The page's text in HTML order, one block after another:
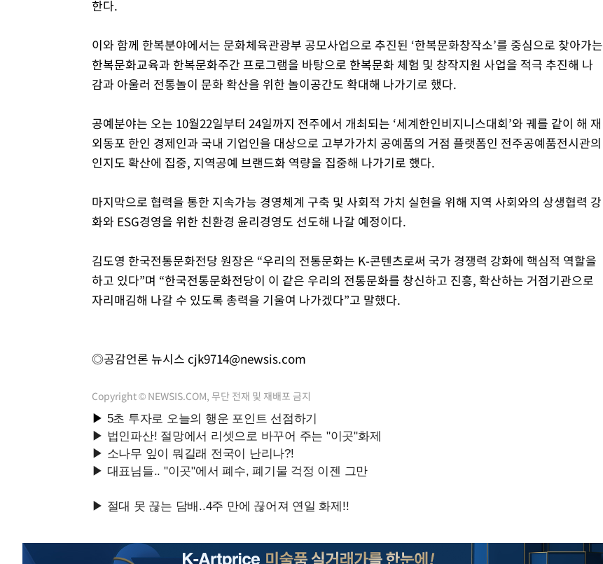
한다.
이와 함께 한복분야에서는 문화체육관광부 공모사업으로 추진된 ‘한복문화창작소’를 중심으로 찾아가는
한복문화교육과 한복문화주간 프로그램을 바탕으로 한복문화 체험 및 창작지원 사업을 적극 추진해 나
감과 아울러 전통놀이 문화 확산을 위한 놀이공간도 확대해 나가기로 했다.
공예분야는 오는 10월22일부터 24일까지 전주에서 개최되는 ‘세계한인비지니스대회’와 궤를 같이 해 재
외동포 한인 경제인과 국내 기업인을 대상으로 고부가가치 공예품의 거점 플랫폼인 전주공예품전시관의
인지도 확산에 집중, 지역공예 브랜드화 역량을 집중해 나가기로 했다.
마지막으로 협력을 통한 지속가능 경영체계 구축 및 사회적 가치 실현을 위해 지역 사회와의 상생협력 강
화와 ESG경영을 위한 친환경 윤리경영도 선도해 나갈 예정이다.
김도영 한국전통문화전당 원장은 “우리의 전통문화는 K-콘텐츠로써 국가 경쟁력 강화에 핵심적 역할을
하고 있다”며 “한국전통문화전당이 이 같은 우리의 전통문화를 창신하고 진흥, 확산하는 거점기관으로
자리매김해 나갈 수 있도록 총력을 기울여 나가겠다”고 말했다.
◎공감언론 뉴시스 cjk9714@newsis.com
Copyright © NEWSIS.COM, 무단 전재 및 재배포 금지